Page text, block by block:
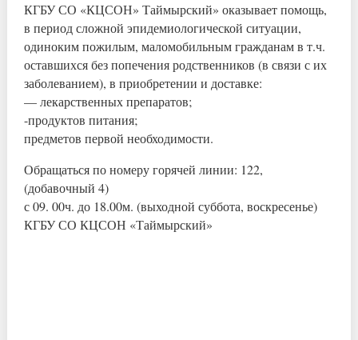
КГБУ СО «КЦСОН» Таймырский» оказывает помощь,
в период сложной эпидемиологической ситуации,
одиноким пожилым, маломобильным гражданам в т.ч.
оставшихся без попечения родственников (в связи с их
заболеванием), в приобретении и доставке:
— лекарственных препаратов;
-продуктов питания;
предметов первой необходимости.
Обращаться по номеру горячей линии: 122,
(добавочный 4)
с 09. 00ч. до 18.00м. (выходной суббота, воскресенье)
КГБУ СО КЦСОН «Таймырский»